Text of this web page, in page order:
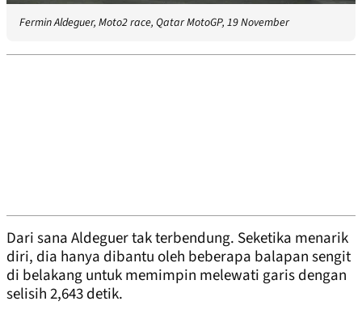
Fermin Aldeguer, Moto2 race, Qatar MotoGP, 19 November
Dari sana Aldeguer tak terbendung. Seketika menarik
diri, dia hanya dibantu oleh beberapa balapan sengit
di belakang untuk memimpin melewati garis dengan
selisih 2,643 detik.